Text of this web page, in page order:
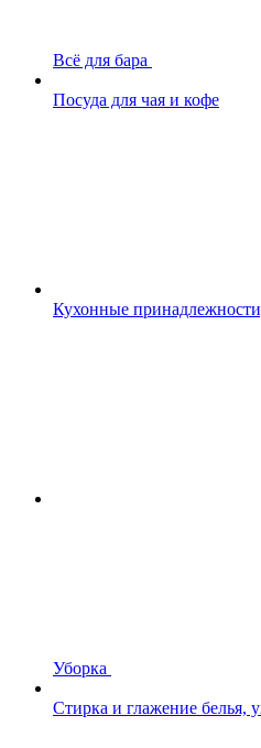
Всё для бара
Посуда для чая и кофе
Кухонные
Уборка
Стирка и глажение белья,